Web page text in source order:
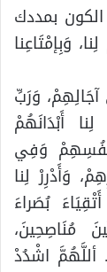
بمددك
وَبِإمْتَاعِنا
وَرَبِّ
أَبْدَانَهُمْ
وَفِي
وَأَدْرِرْ لِنا
بُصَراءَ
مُنَاصِحِينَ،
أللَّهُمَّ اشْدُدْ